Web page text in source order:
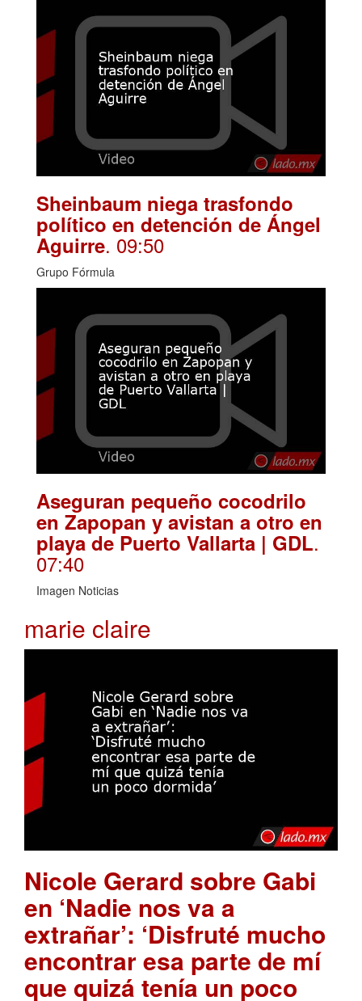
Sheinbaum niega trasfondo
político en detención de Ángel
Aguirre. 09:50
Grupo Fórmula
Aseguran pequeño cocodrilo
en Zapopan y avistan a otro en
playa de Puerto Vallarta | GDL.
07:40
Imagen Noticias
marie claire
Nicole Gerard sobre Gabi
en ‘Nadie nos va a
extrañar’: ‘Disfruté mucho
encontrar esa parte de mí
que quizá tenía un poco